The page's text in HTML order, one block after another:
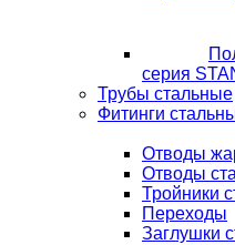
серия
Трубы стальные
Фитинги
Отводы
Отводы
Тройники
Переходы
Заглушки